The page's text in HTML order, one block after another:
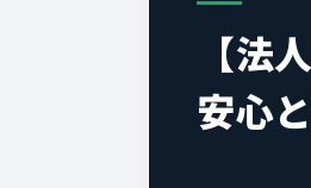
【法
安心